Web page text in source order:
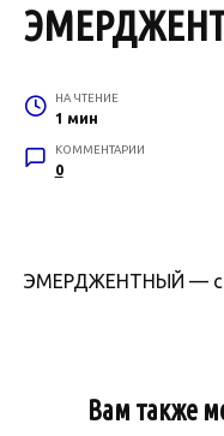
НА ЧТЕНИЕ
1 мин
КОММЕНТАРИИ
0
ЭМЕРДЖЕНТНЫЙ —
Вам также